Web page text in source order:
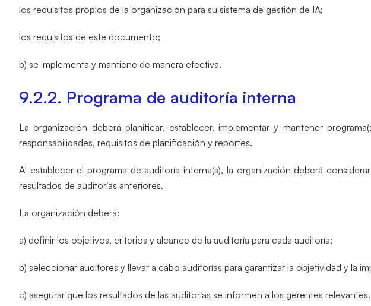
los requisitos propios de la organización para su sistema de gestión de IA;
los requisitos de este documento;
b) se implementa y mantiene de manera efectiva.
9.2.2. Programa de auditoría interna
La organización deberá planificar, establecer, implementar y mantener
responsabilidades, requisitos de planificación y reportes.
Al establecer el programa de auditoría interna(s), la organización deberá
resultados de auditorías anteriores.
La organización deberá:
a) definir los objetivos, criterios y alcance de la auditoría para cada auditoría;
b) seleccionar auditores y llevar a cabo auditorías para garantizar la objetividad y la
c) asegurar que los resultados de las auditorías se informen a los gerentes relevantes.